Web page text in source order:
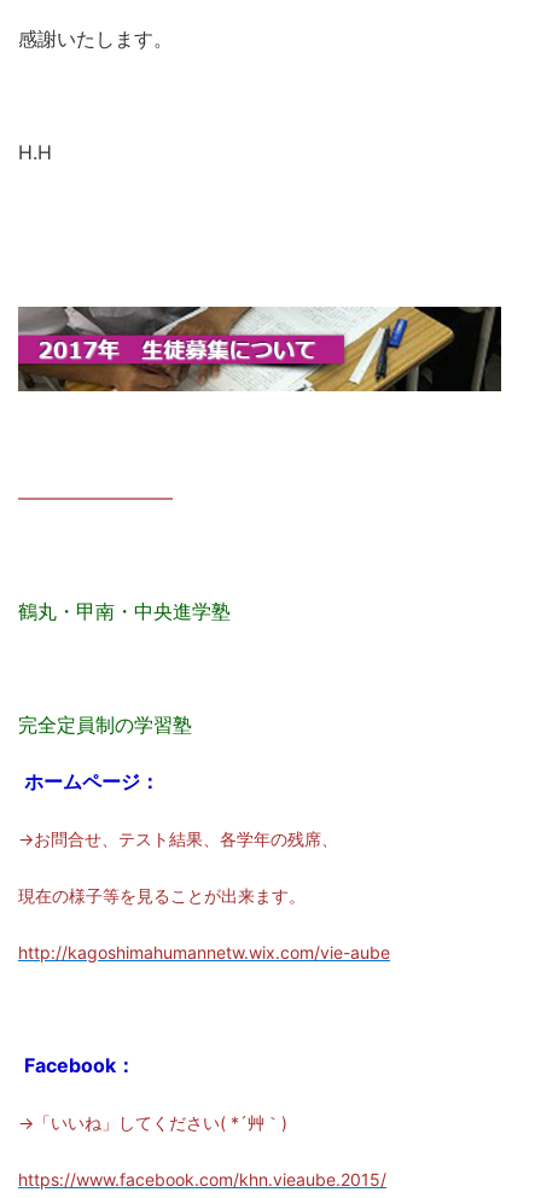
感謝いたします。
H.H
————————
鶴丸・甲南・中央進学塾
完全定員制の学習塾
ホームページ：
→お問合せ、テスト結果、各学年の残席、
現在の様子等を見ることが出来ます。
http://kagoshimahumannetw.wix.com/vie-aube
Facebook：
→「いいね」してください( *´艸｀)
https://www.facebook.com/khn.vieaube.2015/